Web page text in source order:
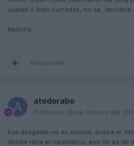
suelen ir bien curradas, no se, decidme
Bencha.
Responder
atodorabo
Publicado 28 de Febrero del
Ese desgaste no es normal, busca el
donde roza el neumatico, eso no es de